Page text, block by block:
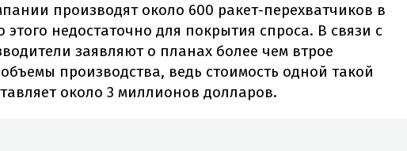
производят около 600 ракет-перехватчиков в
этого недостаточно для покрытия спроса. В связи с
заявляют о планах более чем втрое
производства, ведь стоимость одной такой
около 3 миллионов долларов.